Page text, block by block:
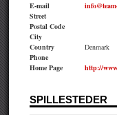
E-mail
Street
Postal Code
City
Country
Denmark
Phone
Home Page
http://
SPILLESTEDER